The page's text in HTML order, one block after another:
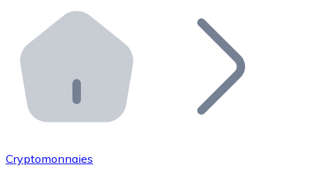
Distributeurs automatiques Bitnovo
Intégrez un ATM Bitnovo dans votre entreprise et
API Bitnovo
Intégrez notre API dans votre écosystème.
Rejoignez notre réseau de distributeurs et
Cryptomonnaies